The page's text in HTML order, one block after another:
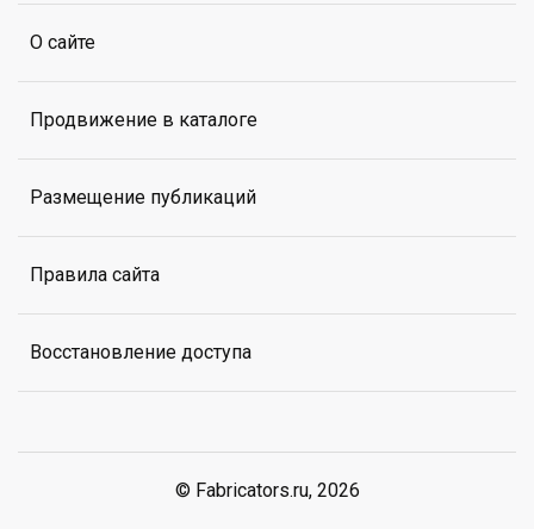
О сайте
Продвижение в каталоге
Размещение публикаций
Правила сайта
Восстановление доступа
© Fabricators.ru, 2026